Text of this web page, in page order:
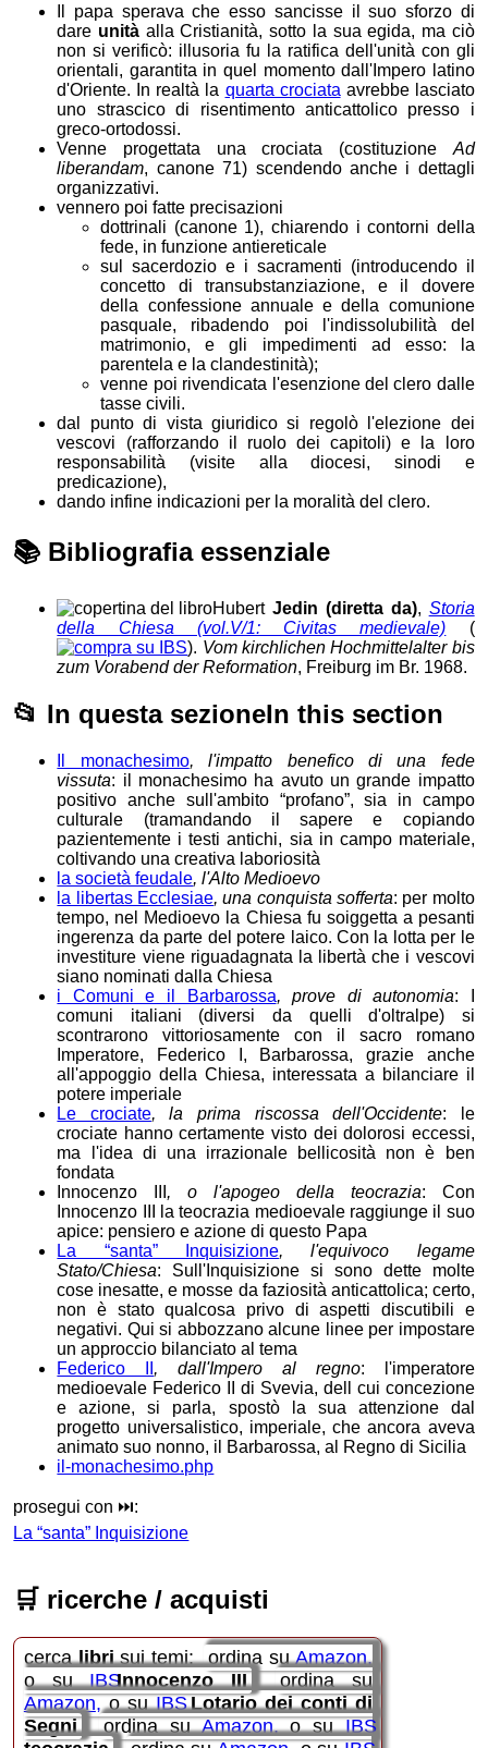
Il papa sperava che esso sancisse il suo sforzo di
dare unità alla Cristianità, sotto la sua egida, ma ciò
non si verificò: illusoria fu la ratifica dell'unità con gli
orientali, garantita in quel momento dall'Impero latino
d'Oriente. In realtà la quarta crociata avrebbe lasciato
uno strascico di risentimento anticattolico presso i
greco-ortodossi.
Venne progettata una crociata (costituzione Ad
liberandam, canone 71) scendendo anche i dettagli
organizzativi.
vennero poi fatte precisazioni
dottrinali (canone 1), chiarendo i contorni della
fede, in funzione antiereticale
sul sacerdozio e i sacramenti (introducendo il
concetto di transubstanziazione, e il dovere
della confessione annuale e della comunione
pasquale, ribadendo poi l'indissolubilità del
matrimonio, e gli impedimenti ad esso: la
parentela e la clandestinità);
venne poi rivendicata l'esenzione del clero dalle
tasse civili.
dal punto di vista giuridico si regolò l'elezione dei
vescovi (rafforzando il ruolo dei capitoli) e la loro
responsabilità (visite alla diocesi, sinodi e
predicazione),
dando infine indicazioni per la moralità del clero.
📚 Bibliografia essenziale
HubertJedin (diretta da), Storia
della Chiesa (vol.V/1: Civitas medievale) (
). Vom kirchlichen Hochmittelalter bis
zum Vorabend der Reformation, Freiburg im Br. 1968.
📂 In questa sezioneIn this section
Il monachesimo, l'impatto benefico di una fede
vissuta: il monachesimo ha avuto un grande impatto
positivo anche sull'ambito “profano”, sia in campo
culturale (tramandando il sapere e copiando
pazientemente i testi antichi, sia in campo materiale,
coltivando una creativa laboriosità
la società feudale, l'Alto Medioevo
la libertas Ecclesiae, una conquista sofferta: per molto
tempo, nel Medioevo la Chiesa fu soiggetta a pesanti
ingerenza da parte del potere laico. Con la lotta per le
investiture viene riguadagnata la libertà che i vescovi
siano nominati dalla Chiesa
i Comuni e il Barbarossa, prove di autonomia: I
comuni italiani (diversi da quelli d'oltralpe) si
scontrarono vittoriosamente con il sacro romano
Imperatore, Federico I, Barbarossa, grazie anche
all'appoggio della Chiesa, interessata a bilanciare il
potere imperiale
Le crociate, la prima riscossa dell'Occidente: le
crociate hanno certamente visto dei dolorosi eccessi,
ma l'idea di una irrazionale bellicosità non è ben
fondata
Innocenzo III , o l'apogeo della teocrazia: Con
Innocenzo III la teocrazia medioevale raggiunge il suo
apice: pensiero e azione di questo Papa
La “santa” Inquisizione, l'equivoco legame
Stato/Chiesa: Sull'Inquisizione si sono dette molte
cose inesatte, e mosse da faziosità anticattolica; certo,
non è stato qualcosa privo di aspetti discutibili e
negativi. Qui si abbozzano alcune linee per impostare
un approccio bilanciato al tema
Federico II , dall'Impero al regno: l'imperatore
medioevale Federico II di Svevia, dell cui concezione
e azione, si parla, spostò la sua attenzione dal
progetto universalistico, imperiale, che ancora aveva
animato suo nonno, il Barbarossa, al Regno di Sicilia
il-monachesimo.php
prosegui con ⏭️:
La “santa” Inquisizione
🛒 ricerche / acquisti
cercalibrisui temi: ordina suAmazon
o suIBSInnocenzo III
ordina su
Amazon o suIBSLotario dei conti di
Segni
ordina suAmazon o suIBS